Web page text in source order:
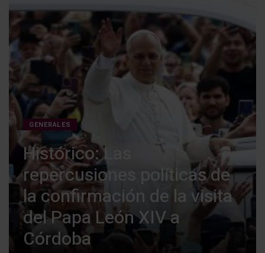
GENERALES
Histórico: Las
repercusiones políticas de
la confirmación de la visita
del Papa León XIV a
Córdoba